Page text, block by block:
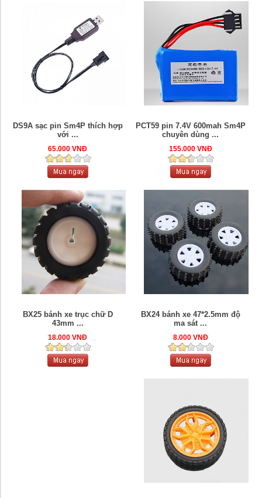
DS9A sạc pin Sm4P thích hợp
với ...
65.000 VNĐ
PCT59 pin 7.4V 600mah Sm4P
chuyên dùng ...
155.000 VNĐ
BX25 bánh xe trục chữ D
43mm ...
18.000 VNĐ
BX24 bánh xe 47*2.5mm độ
ma sát ...
8.000 VNĐ